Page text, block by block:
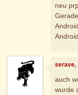
neu
serave,
auch
wurde